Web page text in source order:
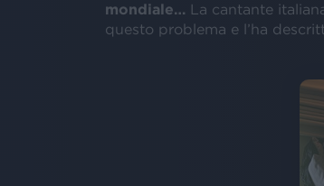
mondiale… La cantante
questo problema e l’ha